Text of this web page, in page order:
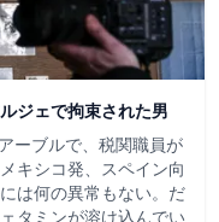
ジェで拘束された男
ーブルで、税関職員が
キシコ発、スペイン向
は何の異常もない。だ
タミンが溶け込んでい